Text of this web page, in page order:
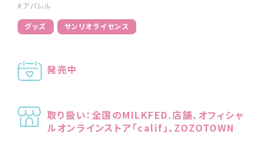
#アパレル
グッズ サンリオライセンス
発売中
取り扱い：全国のMILKFED.店舗、オフィシャ
ルオンラインストア「calif」、ZOZOTOWN